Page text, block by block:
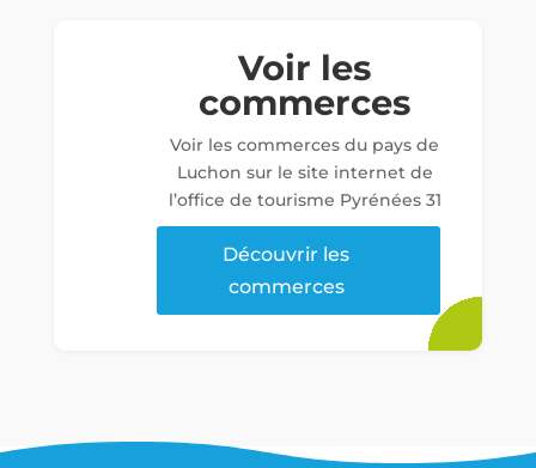
Voir les
commerces
Voir les commerces du pays de
Luchon sur le site internet de
l’office de tourisme Pyrénées 31
Découvrir les
commerces